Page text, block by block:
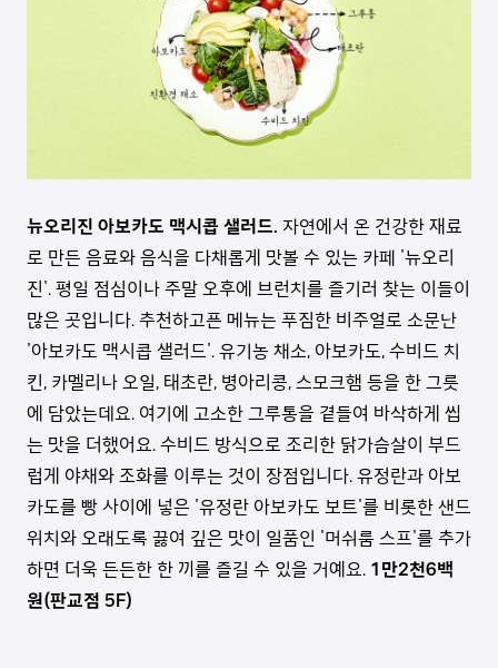
뉴오리진 아보카도 맥시콥 샐러드. 자연에서 온 건강한 재료
로 만든 음료와 음식을 다채롭게 맛볼 수 있는 카페 '뉴오리
진'. 평일 점심이나 주말 오후에 브런치를 즐기러 찾는 이들이
많은 곳입니다. 추천하고픈 메뉴는 푸짐한 비주얼로 소문난
'아보카도 맥시콥 샐러드'. 유기농 채소, 아보카도, 수비드 치
킨, 카멜리나 오일, 태초란, 병아리콩, 스모크햄 등을 한 그릇
에 담았는데요. 여기에 고소한 그루통을 곁들여 바삭하게 씹
는 맛을 더했어요. 수비드 방식으로 조리한 닭가슴살이 부드
럽게 야채와 조화를 이루는 것이 장점입니다. 유정란과 아보
카도를 빵 사이에 넣은 '유정란 아보카도 보트'를 비롯한 샌드
위치와 오래도록 끓여 깊은 맛이 일품인 '머쉬룸 스프'를 추가
하면 더욱 든든한 한 끼를 즐길 수 있을 거예요. 1만2천6백
원(판교점 5F)